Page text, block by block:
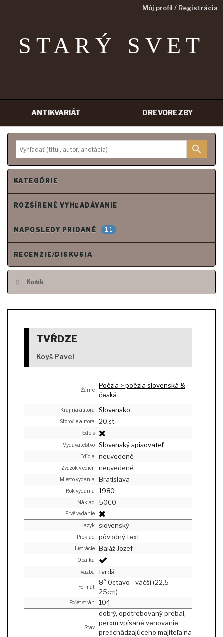
Môj profil / Registrácia
STARÝ SVET
ANTIKVARIÁT DREVOREZBY
na
KATEGÓRIE
ROZŠÍRENÉ VYHĽADÁVANIE
NAPOSLEDY PRIDANÉ 11
RECENZIE/DISKUSIA
Košík
TVŔDZE
Koyš Pavel
Žánre
Poézia > poézia slovenská &
česká
Krajina autora Slovensko
Storočie autora 20.st.
Podpis
Vydavateľstvo
Slovenský spisovateľ
Edícia neuvedené
Zväzok v edícii neuvedené
Miesto vydania Bratislava
Rok vydania 1980
Náklad 5000
Prvé vydanie
Jazyk
slovenský
Preklad pôvodný text
Ilustrácie Baláž Jozef
Obálka
Väzba
tvrdá
Formát
8° Octavo - väčší (22,5 -
25cm)
Počet strán 104
Stav
dobrý, opotrebovaný prebal,
perom vpísané venovanie
predchádzajúceho majiteľa na